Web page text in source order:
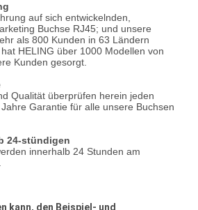
auf sich entwickelnden,
Buchse RJ45; und unsere
als 800 Kunden in 63 Ländern
HELING über 1000 Modellen von
Kunden gesorgt.
Qualität überprüfen herein jeden
Garantie für alle unsere Buchsen
24-stündigen
innerhalb 24 Stunden am
kann, den Beispiel- und